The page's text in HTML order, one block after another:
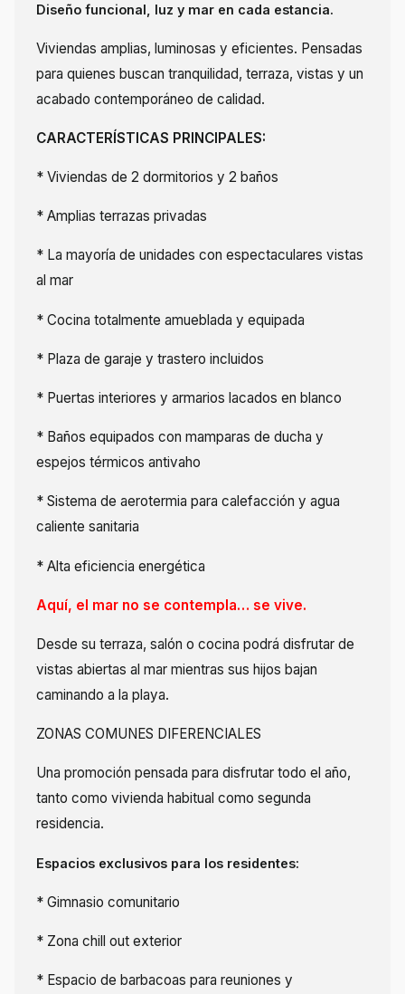
Diseño funcional, luz y mar en cada estancia.
Viviendas amplias, luminosas y eficientes. Pensadas
para quienes buscan tranquilidad, terraza, vistas y un
acabado contemporáneo de calidad.
CARACTERÍSTICAS PRINCIPALES:
* Viviendas de 2 dormitorios y 2 baños
* Amplias terrazas privadas
* La mayoría de unidades con espectaculares vistas
al mar
* Cocina totalmente amueblada y equipada
* Plaza de garaje y trastero incluidos
* Puertas interiores y armarios lacados en blanco
* Baños equipados con mamparas de ducha y
espejos térmicos antivaho
* Sistema de aerotermia para calefacción y agua
caliente sanitaria
* Alta eficiencia energética
Aquí, el mar no se contempla… se vive.
Desde su terraza, salón o cocina podrá disfrutar de
vistas abiertas al mar mientras sus hijos bajan
caminando a la playa.
ZONAS COMUNES DIFERENCIALES
Una promoción pensada para disfrutar todo el año,
tanto como vivienda habitual como segunda
residencia.
Espacios exclusivos para los residentes:
* Gimnasio comunitario
* Zona chill out exterior
* Espacio de barbacoas para reuniones y